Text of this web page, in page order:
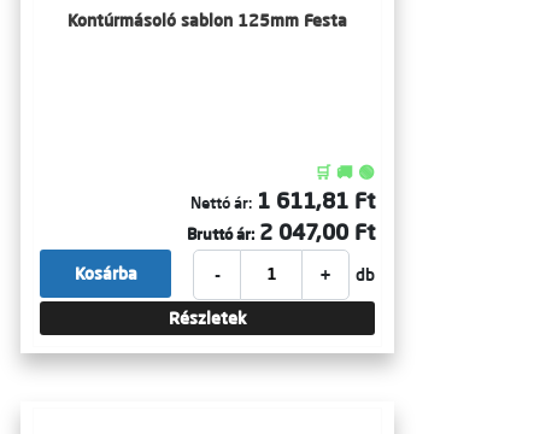
Kontúrmásoló sablon 125mm Festa
🛒 🚚 🟢
Nettó ár: 1 611,81 Ft
Bruttó ár: 2 047,00 Ft
- + db
Kosárba
Részletek